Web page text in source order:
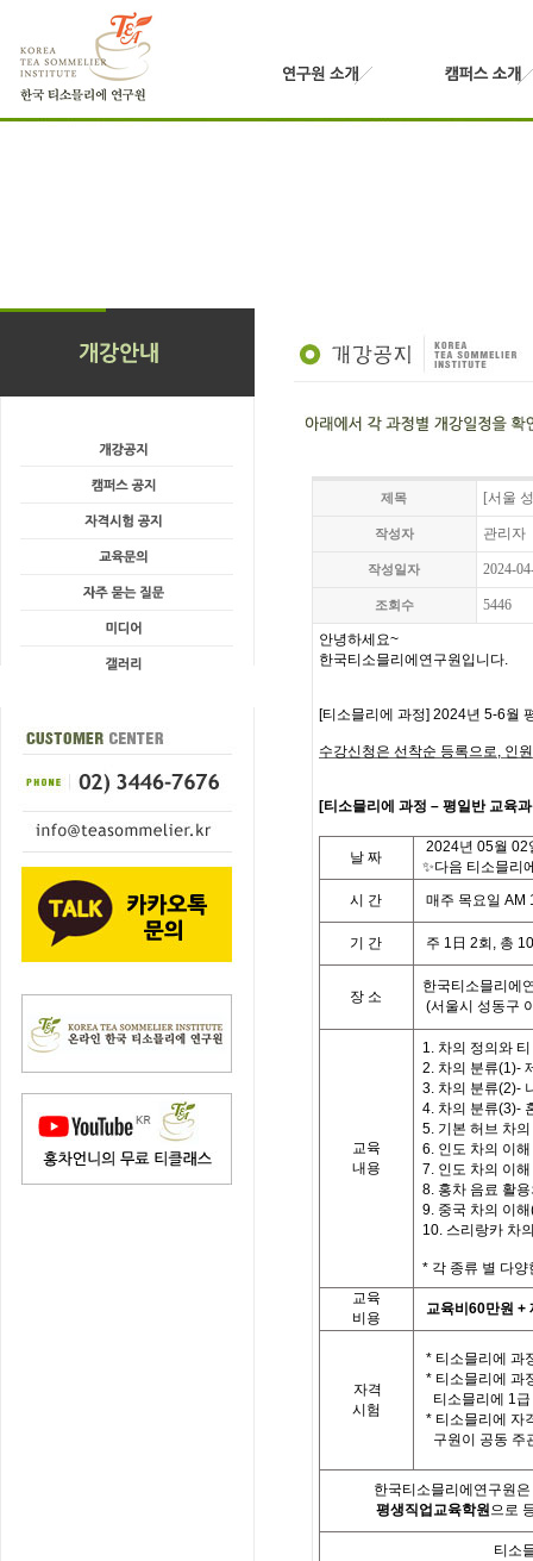
제목 [서울
작성자 관리자
작성일자 2024-
조회수 5446
안녕하세요~
한국티소믈리에연구원입니다.
[티소믈리에 과정] 2024년 5-6월
수강신청은 선착순 등록으로, 인
[티 소믈리에 과정 – 평일반교육
날 짜
2024년 05월 02
✨다음 티소믈리
시
간 매주 목요일 AM
기 간 주 1 日 2회 , 총 10
장 소
한국티소믈리에
(서울시 성동구
교육
내용
1. 차의 정의와
2. 차의 분류(1)-
3. 차의 분류(2)-
4. 차의 분류(3)-
5. 기본 허브 차
6. 인도 차의 이
7. 인도 차의 이
8. 홍차 음료 활
9. 중국 차의 이
10. 스리랑카 차
* 각 종류 별 다양
교육
비용
교육비 60만원 +
자격
시험
* 티소믈리에 과
* 티소믈리에 과
티소믈리에 1
* 티소믈리에 자
구원이 공동 주
한국티소믈리에연구원
평생직업교육학원으로
티소